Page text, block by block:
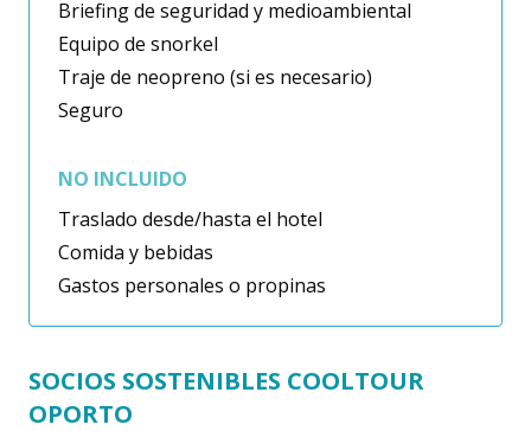
Briefing de seguridad y medioambiental
Equipo de snorkel
Traje de neopreno (si es necesario)
Seguro
NO INCLUIDO
Traslado desde/hasta el hotel
Comida y bebidas
Gastos personales o propinas
SOCIOS SOSTENIBLES COOLTOUR
OPORTO